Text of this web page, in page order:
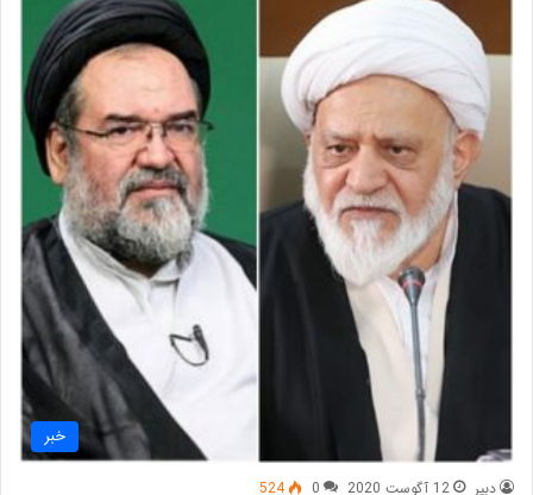
خبر
دبیر 12 آگوست 2020 0
524